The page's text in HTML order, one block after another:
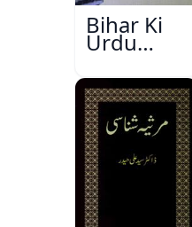
Bihar Ki
Urdu
Kitabon
Ka
Ishariya